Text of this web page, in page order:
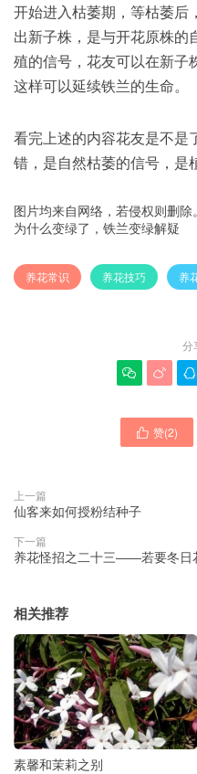
开始进入枯萎期，等枯萎后
出新子株，是与开花原株的
殖的信号，花友可以在新子
这样可以延续铁兰的生命。
看完上述的内容花友是不是
错，是自然枯萎的信号，是
图片均来自网络，若侵权则删除
为什么变绿了，铁兰变绿解疑
养花常识 养花技巧 养
分
  
 赞(2)
上一篇
仙客来如何授粉结种子
下一篇
养花怪招之二十三――若要冬日
相关推荐
素馨和茉莉之别